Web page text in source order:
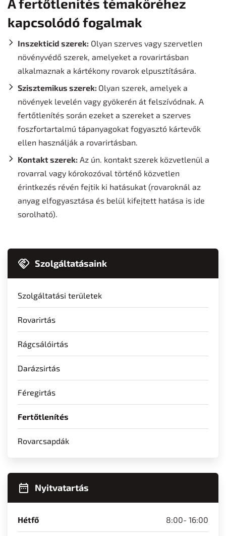
A fertőtlenítés témaköréhez
kapcsolódó fogalmak
Inszekticid szerek: Olyan szerves vagy szervetlen
növényvédő szerek, amelyeket a rovarirtásban
alkalmaznak a kártékony rovarok elpusztítására.
Szisztemikus szerek: Olyan szerek, amelyek a
növények levelén vagy gyökerén át felszívódnak. A
fertőtlenítés során ezeket a szereket a szerves
foszfortartalmú tápanyagokat fogyasztó kártevők
ellen használják a rovarirtásban.
Kontakt szerek: Az ún. kontakt szerek közvetlenül a
rovarral vagy kórokozóval történő közvetlen
érintkezés révén fejtik ki hatásukat (rovaroknál az
anyag elfogyasztása és belül kifejtett hatása is ide
sorolható).
Szolgáltatásaink
Szolgáltatási területek
Rovarirtás
Rágcsálóirtás
Darázsirtás
Féregirtás
Fertőtlenítés
Rovarcsapdák
Nyitvatartás
Hétfő 8:00- 16:00